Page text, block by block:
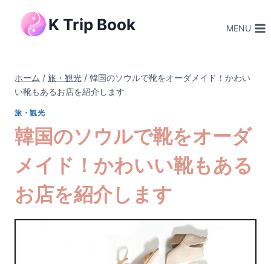
K Trip Book MENU
ホーム / 旅・観光 / 韓国のソウルで靴をオーダメイド！かわい
い靴もあるお店を紹介します
旅・観光
韓国のソウルで靴をオーダ
メイド！かわいい靴もある
お店を紹介します